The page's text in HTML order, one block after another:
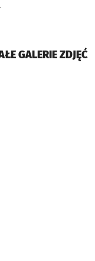
GALERIE ZDJĘĆ